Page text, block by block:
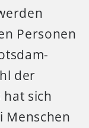
Personen
der
sich
Menschen